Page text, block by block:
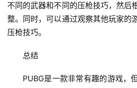
不同的武器和不同的压枪技巧，然后
整。同时，可以通过观察其他玩家的
压枪技巧。
总结
PUBG是一款非常有趣的游戏，